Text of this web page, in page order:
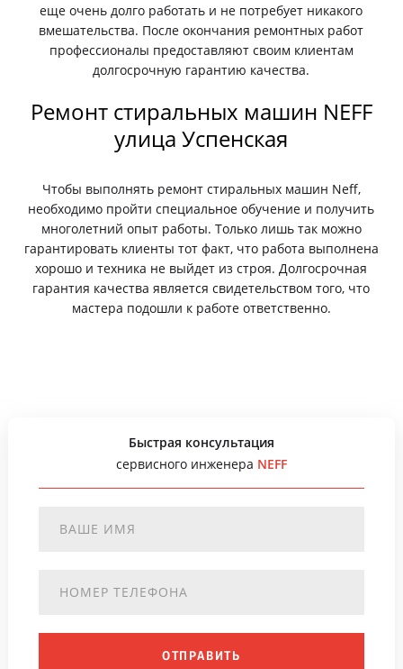
еще очень долго работать и не потребует никакого
вмешательства. После окончания ремонтных работ
профессионалы предоставляют своим клиентам
долгосрочную гарантию качества.
Ремонт стиральных машин NEFF
улица Успенская
Чтобы выполнять ремонт стиральных машин Neff,
необходимо пройти специальное обучение и получить
многолетний опыт работы. Только лишь так можно
гарантировать клиенты тот факт, что работа выполнена
хорошо и техника не выйдет из строя. Долгосрочная
гарантия качества является свидетельством того, что
мастера подошли к работе ответственно.
Быстрая консультация
сервисного инженера NEFF
ОТПРАВИТЬ